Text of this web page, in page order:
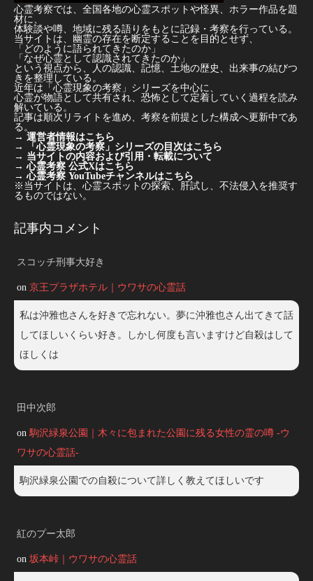
心霊考察では、全国各地の心霊スポットや怪異、ホラー作品を題
材に、
体験談や噂、地域に残る語りをもとに記録・考察を行っている。
当サイトは、幽霊の存在を断定することを目的とせず、
「どのように語られてきたのか」
「なぜ心霊として認識されてきたのか」
という視点から、人の認識、記憶、土地の歴史、出来事の結びつ
きを整理している。
近年は「心霊現象の考察」シリーズを中心に、
心霊が物語として共有され、恐怖として定着していく過程を読み
解いている。
記事は順次リライトを進め、考察を前提とした構成へ更新中であ
る。
→ 運営者情報はこちら
→
「心霊現象の考察」シリーズの目次はこちら
→ 当サイトの内容および引用・転載について
→ 心霊考察 公式Xはこちら
→ 心霊考察 YouTubeチャンネルはこちら
※当サイトは、心霊スポットの探索、肝試し、不法侵入を推奨す
るものではない。
記事内コメント
スコッチ刑事大好き
on 京王プラザホテル｜ウワサの心霊話
私は沖雅也さんを好きで忘れない。夢に沖雅也さん出てきて話
してほしいくらい好き。しかし何度も言いますけど自殺はして
ほしくは
田中次郎
on駒沢緑泉公園｜木々に包まれた公園に残る女性の霊の噂 -ウ
ワサの心霊話-
駒沢緑泉公園での自殺について詳しく教えてほしいです
紅のプー太郎
on 坂本峠｜ウワサの心霊話